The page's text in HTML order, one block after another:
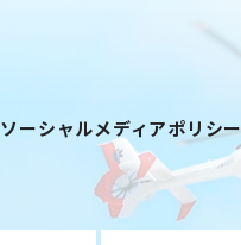
ソーシャルメディアポリシー